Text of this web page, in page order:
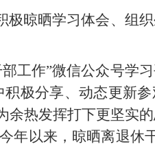
极晾晒学习体会、组
工作”微信公众号学
积极分享、动态更新
余热发挥打下更坚实
今年以来，晾晒离退休